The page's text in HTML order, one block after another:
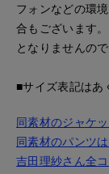
フォンなどの環
合もございます
となりませんの
■サイズ表記はあ
同素材のジャケ
同素材のパンツ
吉田理紗さん全